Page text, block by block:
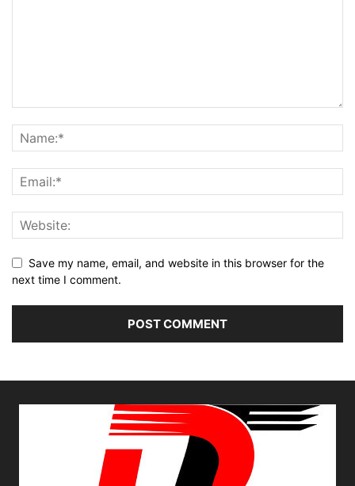
Save my name, email, and website in this browser for the
next time I comment.